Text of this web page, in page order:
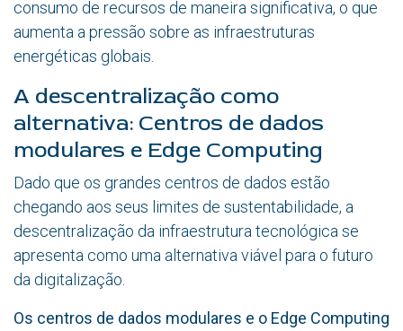
consumo de recursos de maneira significativa, o que
aumenta a pressão sobre as infraestruturas
energéticas globais.
A descentralização como
alternativa: Centros de dados
modulares e Edge Computing
Dado que os grandes centros de dados estão
chegando aos seus limites de sustentabilidade, a
descentralização da infraestrutura tecnológica se
apresenta como uma alternativa viável para o futuro
da digitalização.
Os centros de dados modulares e o Edge Computing